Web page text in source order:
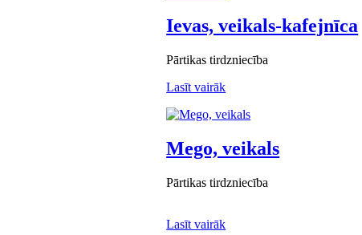
Ievas, veikals-kafejnīca
Pārtikas tirdzniecība
Lasīt vairāk
Mego, veikals
Pārtikas tirdzniecība
Lasīt vairāk